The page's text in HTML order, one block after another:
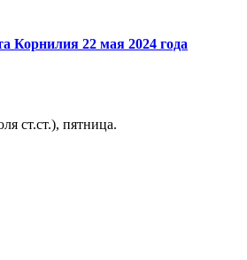
Корнилия 22 мая 2024 года
ст.ст.), пятница.